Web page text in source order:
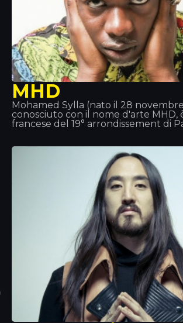
MHD
Mohamed Sylla (nato il 28
conosciuto con il nome d'arte MHD,
francese del 19° arrondissement di
del collettivo 19 Réseaux insieme ad